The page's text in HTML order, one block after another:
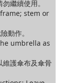
繼續使用。
stem or
動作。
umbrella as
維護傘布及傘骨